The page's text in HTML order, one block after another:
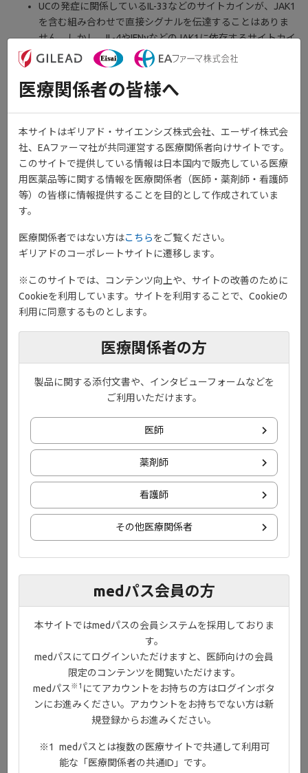
UCの発症に関係しているIL-33などのサイトカインが、JAK1
を含む組み合わせで直接シグナルを伝達することはありま
せん。しかし、IL-4やIFNγなどのJAK1に依存するサイトカイ
ンの活性に直接関連しています
複数のサイトカイン経路に関わるJAK
JAKファミリーの中でもJAK1を含む組み合わせは最も幅広い
多くのサイトカインの活性を調節することができます10。
せん。 IFN：インターフェロン、IL：インターロイキン、LIF：白血病阻止因
子、OSM：オンコスタチンM
JAK-STAT経路の調節
JAK1は複数のシグナル伝達経路に関わっており、
JAK3は主に造血細胞内に発現し、免疫系の細胞の
発生に主要な役割を果たしています
JAK2が発現するのは、正常な血球の産生に重要な
働きをする細胞にほぼ限られています。血液に問
ります8,12。
医療関係者の皆様へ
本サイトはギリアド・サイエンシズ株式会社、エーザイ株式会
社、EAファーマ社が共同運営する医療関係者向けサイトです。
このサイトで提供している情報は日本国内で販売している医療
用医薬品等に関する情報を医療関係者（医師・薬剤師・看護師
等）の皆様に情報提供することを目的として作成されていま
す。
医療関係者ではない方はこちらをご覧ください。
ギリアドのコーポレートサイトに遷移します。
※このサイトでは、コンテンツ向上や、サイトの改善のために
Cookieを利用しています。サイトを利用することで、Cookieの
利用に同意するものとします。
医療関係者の方
製品に関する添付文書や、インタビューフォームなどを
ご利用いただけます。
医師
薬剤師
看護師
その他医療関係者
medパス会員の方
本サイトではmedパスの会員システムを採用しておりま
す。
medパスにてログインいただけますと、医師向けの会員
限定のコンテンツを閲覧いただけます。
medパス ※1 にてアカウントをお持ちの方はログインボタ
ンにお進みください。アカウントをお持ちでない方は新
規登録からお進みください。
medパスとは複数の医療サイトで共通して利用可
能な「医療関係者の共通ID」です。